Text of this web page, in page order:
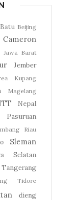
Batu Beijing
Cameron
Jawa Barat
Jember
Kupang
Magelang
Nepal
Pasuruan
Riau
Sleman
Selatan
Tangerang
Tidore
dieng